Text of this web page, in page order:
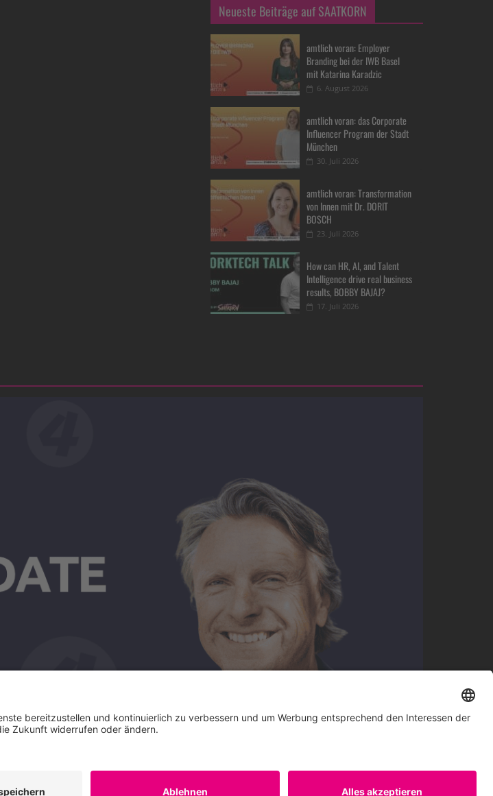
Neueste Beiträge auf SAATKORN
amtlich voran: Employer
Branding bei der IWB Basel
mit Katarina Karadzic
6. August 2026
amtlich voran: das Corporate
Influencer Program der Stadt
München
30. Juli 2026
amtlich voran: Transformation
von Innen mit Dr. DORIT
BOSCH
23. Juli 2026
How can HR, AI, and Talent
Intelligence drive real business
results, BOBBY BAJAJ?
17. Juli 2026